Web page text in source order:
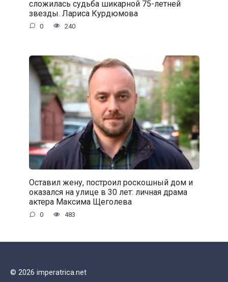
сложилась судьба шикарной 75-летней
звезды. Лариса Курдюмова
0 240
Оставил жену, построил роскошный дом и
оказался на улице в 30 лет: личная драма
актера Максима Щеголева
0 483
© 2026 imperatrica.net